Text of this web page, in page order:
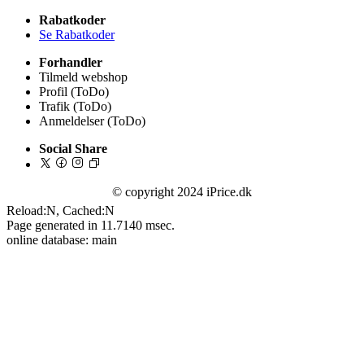
Rabatkoder
Se Rabatkoder
Forhandler
Tilmeld webshop
Profil (ToDo)
Trafik (ToDo)
Anmeldelser (ToDo)
Social Share
© copyright 2024 iPrice.dk
Reload:N, Cached:N
Page generated in 11.7140 msec.
online database: main